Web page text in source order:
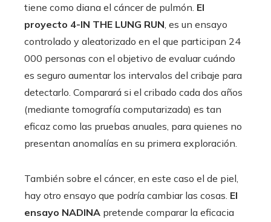
tiene como diana el cáncer de pulmón. El
proyecto 4-IN THE LUNG RUN , es un ensayo
controlado y aleatorizado en el que participan 24
000 personas con el objetivo de evaluar cuándo
es seguro aumentar los intervalos del cribaje para
detectarlo. Comparará si el cribado cada dos años
(mediante tomografía computarizada) es tan
eficaz como las pruebas anuales, para quienes no
presentan anomalías en su primera exploración.
También sobre el cáncer, en este caso el de piel,
hay otro ensayo que podría cambiar las cosas. El
ensayo NADINA pretende comparar la eficacia